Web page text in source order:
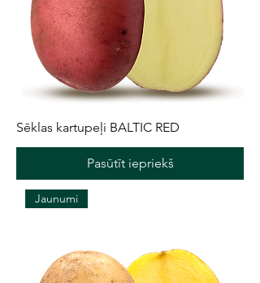
Sēklas kartupeļi BALTIC RED
Pasūtīt iepriekš
Jaunumi